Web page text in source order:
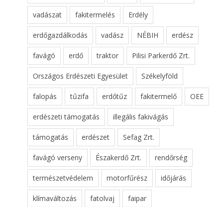
vadászat fakitermelés Erdély
erdőgazdálkodás vadász NÉBIH erdész
favágó erdő traktor Pilisi Parkerdő Zrt.
Országos Erdészeti Egyesület Székelyföld
falopás tűzifa erdőtűz fakitermelő OEE
erdészeti támogatás illegális fakivágás
támogatás erdészet Sefag Zrt.
favágó verseny Északerdő Zrt. rendőrség
természetvédelem motorfűrész időjárás
klímaváltozás fatolvaj faipar